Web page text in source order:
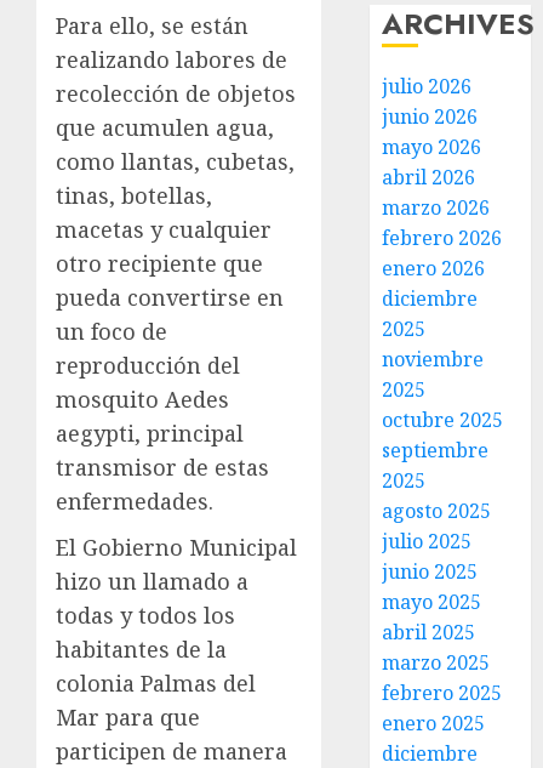
Para ello, se están
realizando labores de
recolección de objetos
que acumulen agua,
como llantas, cubetas,
tinas, botellas,
macetas y cualquier
otro recipiente que
pueda convertirse en
un foco de
reproducción del
mosquito Aedes
aegypti, principal
transmisor de estas
enfermedades.
El Gobierno Municipal
hizo un llamado a
todas y todos los
habitantes de la
colonia Palmas del
Mar para que
participen de manera
ARCHIVES
julio 2026
junio 2026
mayo 2026
abril 2026
marzo 2026
febrero 2026
enero 2026
diciembre
2025
noviembre
2025
octubre 2025
septiembre
2025
agosto 2025
julio 2025
junio 2025
mayo 2025
abril 2025
marzo 2025
febrero 2025
enero 2025
diciembre